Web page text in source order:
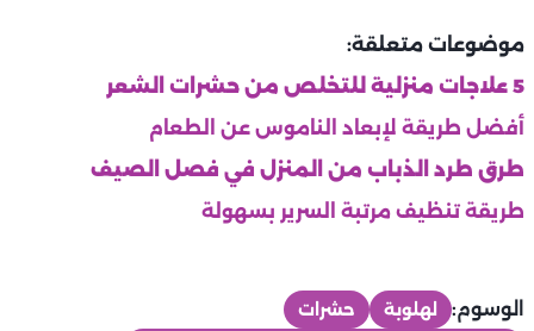
موضوعات متعلقة:
5 علاجات منزلية للتخلص من حشرات الشعر
أفضل طريقة لإبعاد الناموس عن الطعام
طرق طرد الذباب من المنزل في فصل الصيف
طريقة تنظيف مرتبة السرير بسهولة
الوسوم: لهلوبة
حشرات